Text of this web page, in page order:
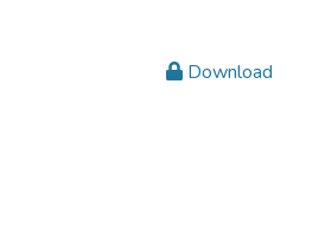
Download